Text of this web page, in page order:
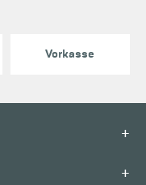
Vorkasse
+
+